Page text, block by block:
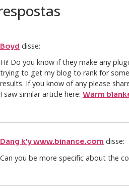
Boyd disse:
Hi! Do you know if they make any
trying to get my blog to rank for
results. If you know of any please
I saw similar article here: Warm
Dang k'y www.binance.com disse:
Can you be more specific about the